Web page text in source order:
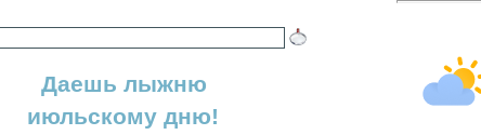
Даешь лыжню
июльскому дню!